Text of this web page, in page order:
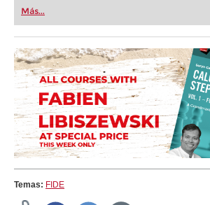
first steps into the world of club chess, or already
playing at a tournament level: with FRITZ, you can
train more efficiently, intelligently and with a
more personalised approach than ever before.
Más...
Temas: FIDE